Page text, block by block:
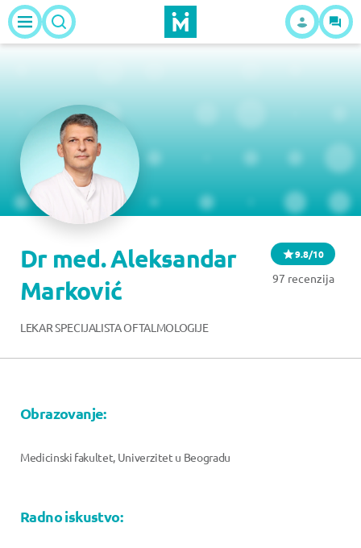
Dr med. Aleksandar
Marković
9.8/10
97 recenzija
LEKAR SPECIJALISTA OFTALMOLOGIJE
Obrazovanje:
Medicinski fakultet, Univerzitet u Beogradu
Radno iskustvo: